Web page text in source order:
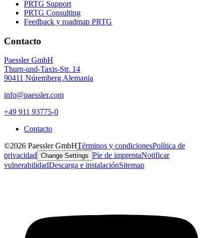
PRTG Support
PRTG Consulting
Feedback y roadmap PRTG
Contacto
Paessler GmbH
Thurn-und-Taxis-Str. 14
90411 Núremberg Alemania
info@paessler.com
+49 911 93775-0
Contacto
©2026 Paessler GmbHTérminos y condicionesPolítica de
privacidad Change Settings Pie de imprentaNotificar
vulnerabilidadDescarga e instalaciónSitemap